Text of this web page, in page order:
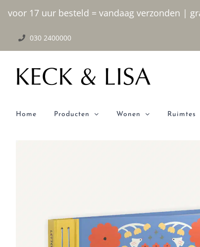
voor 17 uur besteld = vandaag verzonden |
inhoud
030 2400000
Home Producten Wonen Ruimtes